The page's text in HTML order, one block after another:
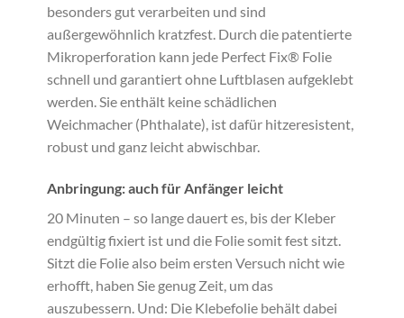
besonders gut verarbeiten und sind
außergewöhnlich kratzfest. Durch die patentierte
Mikroperforation kann jede Perfect Fix® Folie
schnell und garantiert ohne Luftblasen aufgeklebt
werden. Sie enthält keine schädlichen
Weichmacher (Phthalate), ist dafür hitzeresistent,
robust und ganz leicht abwischbar.
Anbringung: auch für Anfänger leicht
20 Minuten – so lange dauert es, bis der Kleber
endgültig fixiert ist und die Folie somit fest sitzt.
Sitzt die Folie also beim ersten Versuch nicht wie
erhofft, haben Sie genug Zeit, um das
auszubessern. Und: Die Klebefolie behält dabei